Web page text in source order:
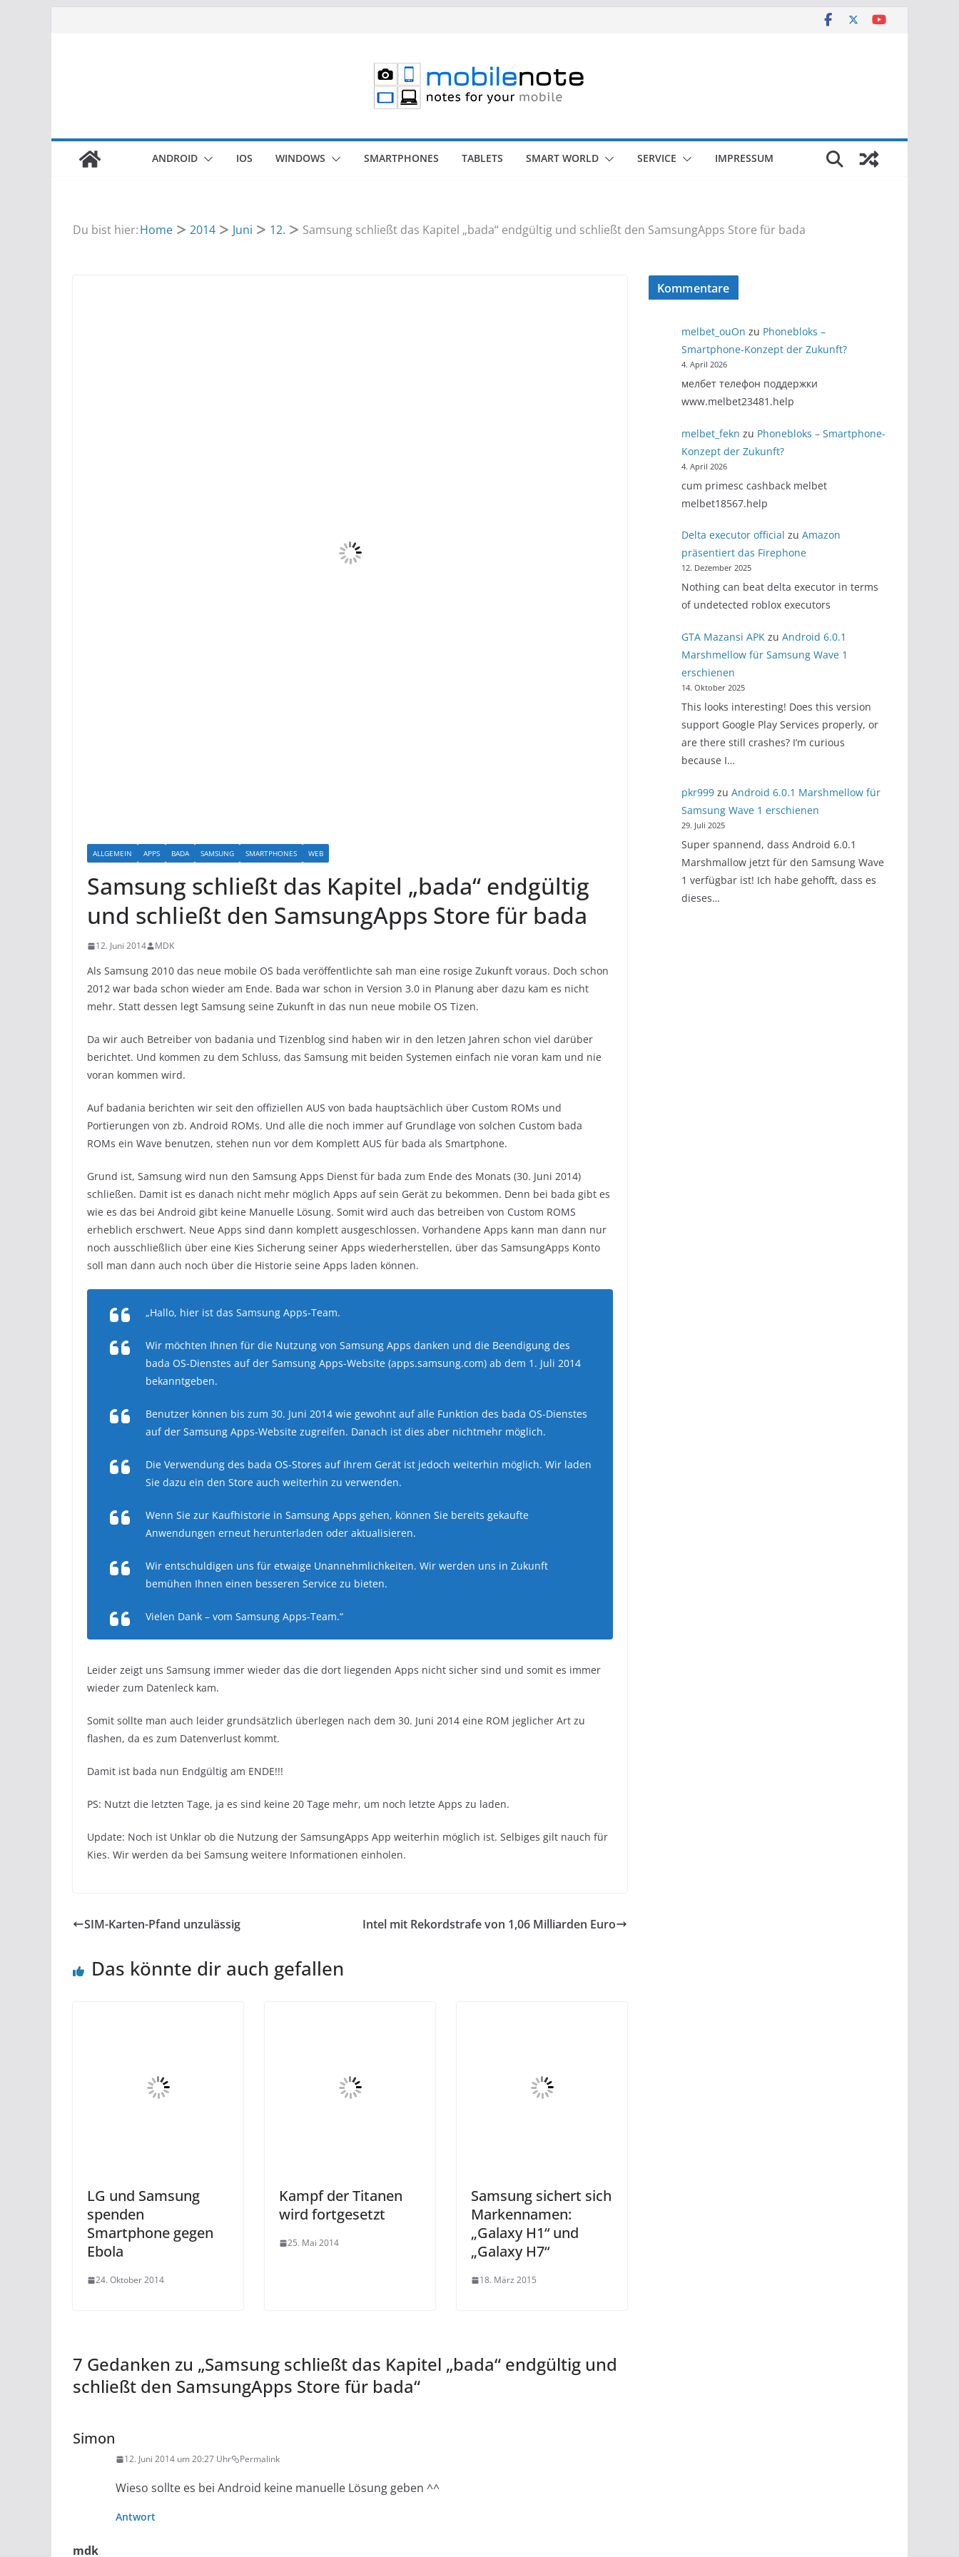
ANDROID IOS WINDOWS SMARTPHONES TABLETS SMART WORLD SERVICE IMPRESSUM
Du bist hier:Home 2014 Juni 12. Samsung schließt das Kapitel „bada“ endgültig und schließt den SamsungApps Store für bada
ALLGEMEIN APPS BADA SAMSUNG SMARTPHONES WEB
Samsung schließt das Kapitel „bada“ endgültig
und schließt den SamsungApps Store für bada
12. Juni 2014 MDK
Als Samsung 2010 das neue mobile OS bada veröffentlichte sah man eine rosige Zukunft voraus. Doch schon
2012 war bada schon wieder am Ende. Bada war schon in Version 3.0 in Planung aber dazu kam es nicht
mehr. Statt dessen legt Samsung seine Zukunft in das nun neue mobile OS Tizen.
Da wir auch Betreiber von badania und Tizenblog sind haben wir in den letzen Jahren schon viel darüber
berichtet. Und kommen zu dem Schluss, das Samsung mit beiden Systemen einfach nie voran kam und nie
voran kommen wird.
Auf badania berichten wir seit den offiziellen AUS von bada hauptsächlich über Custom ROMs und
Portierungen von zb. Android ROMs. Und alle die noch immer auf Grundlage von solchen Custom bada
ROMs ein Wave benutzen, stehen nun vor dem Komplett AUS für bada als Smartphone.
Grund ist, Samsung wird nun den Samsung Apps Dienst für bada zum Ende des Monats (30. Juni 2014)
schließen. Damit ist es danach nicht mehr möglich Apps auf sein Gerät zu bekommen. Denn bei bada gibt es
wie es das bei Android gibt keine Manuelle Lösung. Somit wird auch das betreiben von Custom ROMS
erheblich erschwert. Neue Apps sind dann komplett ausgeschlossen. Vorhandene Apps kann man dann nur
noch ausschließlich über eine Kies Sicherung seiner Apps wiederherstellen, über das SamsungApps Konto
soll man dann auch noch über die Historie seine Apps laden können.
„Hallo, hier ist das Samsung Apps-Team.
Wir möchten Ihnen für die Nutzung von Samsung Apps danken und die Beendigung des
bada OS-Dienstes auf der Samsung Apps-Website (apps.samsung.com) ab dem 1. Juli 2014
bekanntgeben.
Benutzer können bis zum 30. Juni 2014 wie gewohnt auf alle Funktion des bada OS-Dienstes
auf der Samsung Apps-Website zugreifen. Danach ist dies aber nichtmehr möglich.
Die Verwendung des bada OS-Stores auf Ihrem Gerät ist jedoch weiterhin möglich. Wir laden
Sie dazu ein den Store auch weiterhin zu verwenden.
Wenn Sie zur Kaufhistorie in Samsung Apps gehen, können Sie bereits gekaufte
Anwendungen erneut herunterladen oder aktualisieren.
Wir entschuldigen uns für etwaige Unannehmlichkeiten. Wir werden uns in Zukunft
bemühen Ihnen einen besseren Service zu bieten.
Vielen Dank – vom Samsung Apps-Team.“
Leider zeigt uns Samsung immer wieder das die dort liegenden Apps nicht sicher sind und somit es immer
wieder zum Datenleck kam.
Somit sollte man auch leider grundsätzlich überlegen nach dem 30. Juni 2014 eine ROM jeglicher Art zu
flashen, da es zum Datenverlust kommt.
Damit ist bada nun Endgültig am ENDE!!!
PS: Nutzt die letzten Tage, ja es sind keine 20 Tage mehr, um noch letzte Apps zu laden.
Update: Noch ist Unklar ob die Nutzung der SamsungApps App weiterhin möglich ist. Selbiges gilt nauch für
Kies. Wir werden da bei Samsung weitere Informationen einholen.
SIM-Karten-Pfand unzulässig Intel mit Rekordstrafe von 1,06 Milliarden Euro
Das könnte dir auch gefallen
LG und Samsung
spenden
Smartphone gegen
Ebola
24. Oktober 2014
Kampf der Titanen
wird fortgesetzt
25. Mai 2014
Samsung sichert sich
Markennamen:
„Galaxy H1“ und
„Galaxy H7“
18. März 2015
7 Gedanken zu „Samsung schließt das Kapitel „bada“ endgültig und
schließt den SamsungApps Store für bada“
Simon
12. Juni 2014 um 20:27 Uhr Permalink
Wieso sollte es bei Android keine manuelle Lösung geben ^^
Antwort
mdk
Kommentare
melbet_ouOn zu Phonebloks –
Smartphone-Konzept der Zukunft?
4. April 2026
мелбет телефон поддержки
www.melbet23481.help
melbet_fekn zu Phonebloks – Smartphone-
Konzept der Zukunft?
4. April 2026
cum primesc cashback melbet
melbet18567.help
Delta executor official zu Amazon
präsentiert das Firephone
12. Dezember 2025
Nothing can beat delta executor in terms
of undetected roblox executors
GTA Mazansi APKzu Android 6.0.1
Marshmellow für Samsung Wave 1
erschienen
14. Oktober 2025
This looks interesting! Does this version
support Google Play Services properly, or
are there still crashes? I’m curious
because I…
pkr999zu Android 6.0.1 Marshmellow für
Samsung Wave 1 erschienen
29. Juli 2025
Super spannend, dass Android 6.0.1
Marshmallow jetzt für den Samsung Wave
1 verfügbar ist! Ich habe gehofft, dass es
dieses…